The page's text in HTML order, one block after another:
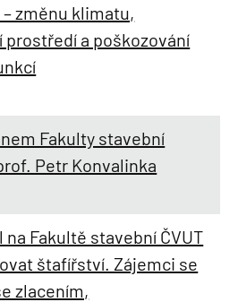
změnu klimatu,
prostředí a poškozování
Fakulty stavební
Petr Konvalinka
na Fakultě stavební ČVUT
štafířství. Zájemci se
zlacením,